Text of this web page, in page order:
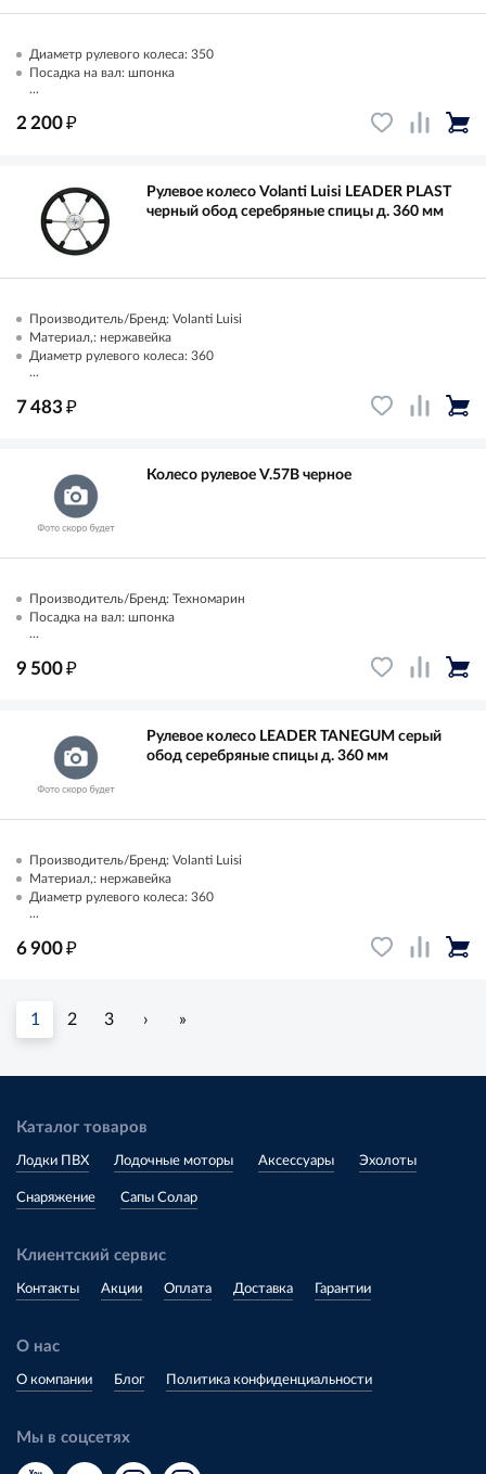
Диаметр рулевого колеса: 350
Посадка на вал: шпонка
...
2 200₽
Рулевое колесо Volanti Luisi LEADER PLAST
черный обод серебряные спицы д. 360 мм
Производитель/Бренд: Volanti Luisi
Материал,: нержавейка
Диаметр рулевого колеса: 360
...
7 483₽
Колесо рулевое V.57B черное
Производитель/Бренд: Техномарин
Посадка на вал: шпонка
...
9 500₽
Рулевое колесо LEADER TANEGUM серый
обод серебряные спицы д. 360 мм
Производитель/Бренд: Volanti Luisi
Материал,: нержавейка
Диаметр рулевого колеса: 360
...
6 900₽
1 2 3 › »
Каталог товаров
Лодки ПВХ Лодочные моторы Аксессуары Эхолоты
Снаряжение Сапы Солар
Клиентский сервис
Контакты Акции Оплата Доставка Гарантии
О нас
О компании Блог Политика конфиденциальности
Мы в соцсетях